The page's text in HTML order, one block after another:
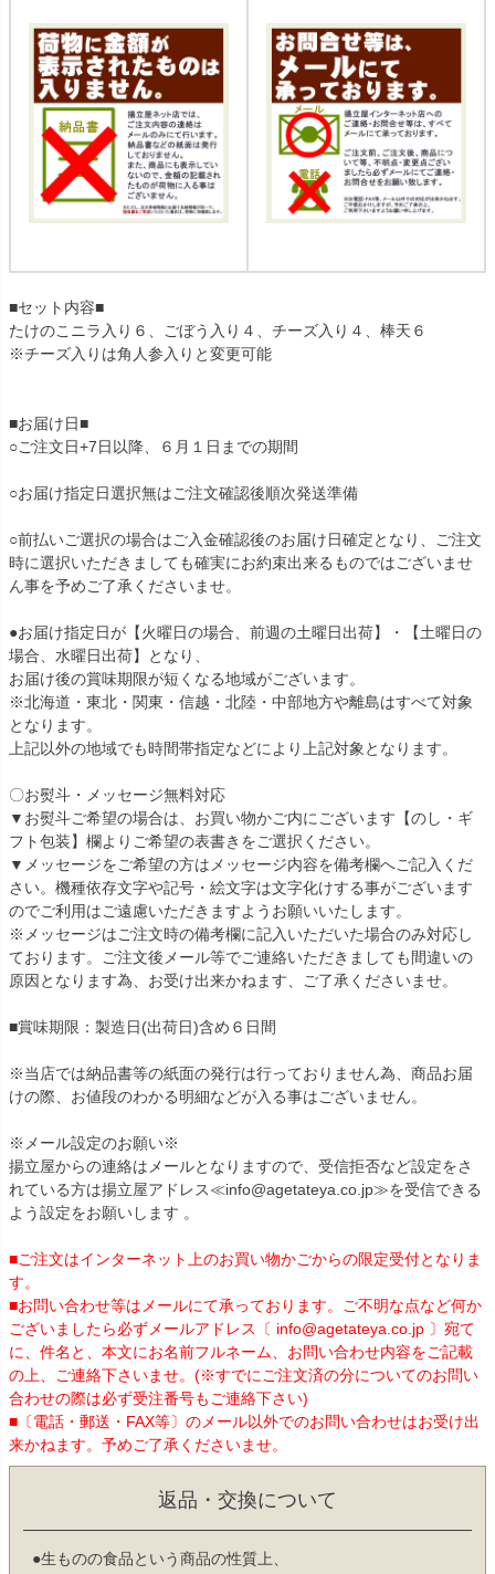
■セット内容■
たけのこニラ入り６、ごぼう入り４、チーズ入り４、棒天６
※チーズ入りは角人参入りと変更可能
■お届け日■
○ご注文日+7日以降、６月１日までの期間
○お届け指定日選択無はご注文確認後順次発送準備
○前払いご選択の場合はご入金確認後のお届け日確定となり、ご注文
時に選択いただきましても確実にお約束出来るものではございませ
ん事を予めご了承くださいませ。
●お届け指定日が【火曜日の場合、前週の土曜日出荷】・【土曜日の
場合、水曜日出荷】となり、
お届け後の賞味期限が短くなる地域がございます。
※北海道・東北・関東・信越・北陸・中部地方や離島はすべて対象
となります。
上記以外の地域でも時間帯指定などにより上記対象となります。
〇お熨斗・メッセージ無料対応
▼お熨斗ご希望の場合は、お買い物かご内にございます【のし・ギ
フト包装】欄よりご希望の表書きをご選択ください。
▼メッセージをご希望の方はメッセージ内容を備考欄へご記入くだ
さい。機種依存文字や記号・絵文字は文字化けする事がございます
のでご利用はご遠慮いただきますようお願いいたします。
※メッセージはご注文時の備考欄に記入いただいた場合のみ対応し
ております。ご注文後メール等でご連絡いただきましても間違いの
原因となります為、お受け出来かねます、ご了承くださいませ。
■賞味期限：製造日(出荷日)含め６日間
※当店では納品書等の紙面の発行は行っておりません為、商品お届
けの際、お値段のわかる明細などが入る事はございません。
※メール設定のお願い※
揚立屋からの連絡はメールとなりますので、受信拒否など設定をさ
れている方は揚立屋アドレス≪info@agetateya.co.jp≫を受信できる
よう設定をお願いします 。
■ご注文はインターネット上のお買い物かごからの限定受付となりま
す。
■お問い合わせ等はメールにて承っております。ご不明な点など何か
ございましたら必ずメールアドレス〔 info@agetateya.co.jp 〕宛て
に、件名と、本文にお名前フルネーム、お問い合わせ内容をご記載
の上、ご連絡下さいませ。(※すでにご注文済の分についてのお問い
合わせの際は必ず受注番号もご連絡下さい)
■〔電話・郵送・FAX等〕のメール以外でのお問い合わせはお受け出
来かねます。予めご了承くださいませ。
返品・交換について
●生ものの食品という商品の性質上、